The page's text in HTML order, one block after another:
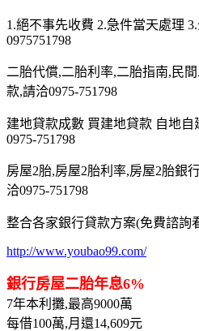
1.絕不事先收費 2.急件當天處理
0975751798
二胎代償,二胎利率,二胎指南,民
款,請洽0975-751798
建地貸款成數 買建地貸款 自地
0975-751798
房屋2胎,房屋2胎利率,房屋2胎銀
洽0975-751798
整合各家銀行貸款方案(免費諮詢
http://www.youbao99.com/
銀行房屋二胎年息6%
7年本利攤,最高9000萬
每借100萬,月還14,609元